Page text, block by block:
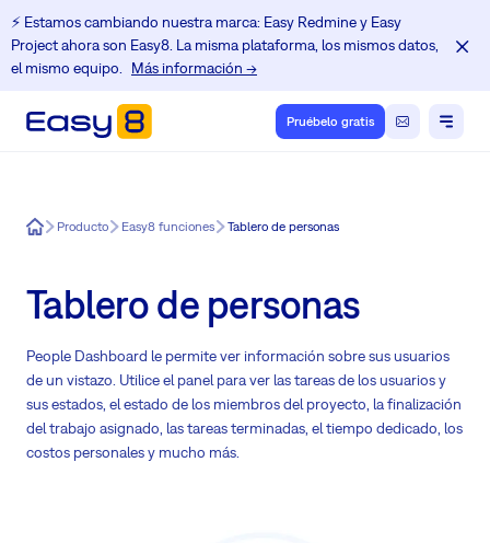
⚡️ Estamos cambiando nuestra marca: Easy Redmine y Easy
Project ahora son Easy8. La misma plataforma, los mismos datos,
el mismo equipo.
Más información →
Pruébelo gratis
Easy8Producto Easy8 funciones Tablero de personas
Tablero de personas
People Dashboard le permite ver información sobre sus usuarios
de un vistazo. Utilice el panel para ver las tareas de los usuarios y
sus estados, el estado de los miembros del proyecto, la finalización
del trabajo asignado, las tareas terminadas, el tiempo dedicado, los
costos personales y mucho más.